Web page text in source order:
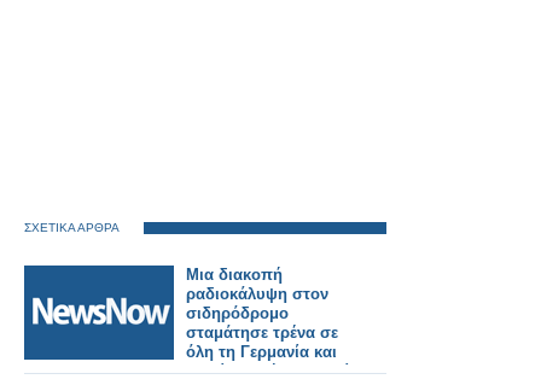
ΣΧΕΤΙΚΑ ΑΡΘΡΑ
Μια διακοπή
ραδιοκάλυψη στον
σιδηρόδρομο
σταμάτησε τρένα σε
όλη τη Γερμανία και
κανείς δεν ήξερε γιατί.